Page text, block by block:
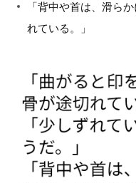
「背中や首は、滑ら
れている。」